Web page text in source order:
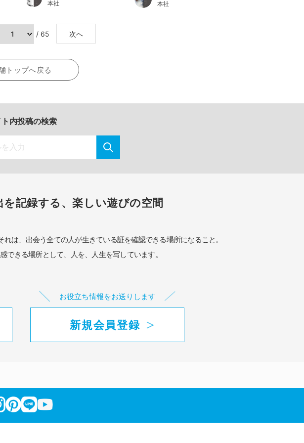
本社 本社
/ 65 次へ
トップへ戻る
内投稿の検索
記録する、楽しい遊びの空間
れは、出会う全ての人が生きている証を確認できる場所になること。
できる場所として、
人を、人生を写しています。
お役立ち情報をお送りします
新規会員登録